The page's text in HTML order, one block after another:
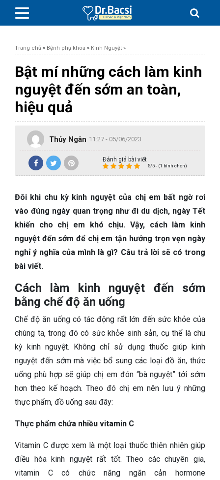
BỆNH DA LIỄU
BỆNH PHỤ KHOA
BỆNH XƯƠNG KHỚP
SỨC KHỎE GIỚI TÍNH
TAI – MŨI – HỌNG
TIÊU HÓA
DA LIỄU THẨM MỸ
Trang chủ » Bệnh phụ khoa » Kinh Nguyệt »
Bật mí những cách làm kinh
nguyệt đến sớm an toàn,
hiệu quả
Thủy Ngân 11:27 - 05/06/2023
Đánh giá bài viết
5/5 - (1 bình chọn)
Đôi khi chu kỳ kinh nguyệt của chị em bất ngờ rơi
vào đúng ngày quan trọng như đi du dịch, ngày Tết
khiến cho chị em khó chịu. Vậy, cách làm kinh
nguyệt đến sớm để chị em tận hưởng trọn vẹn ngày
nghỉ ý nghĩa của mình là gì? Câu trả lời sẽ có trong
bài viết.
Cách làm kinh nguyệt đến sớm
bằng chế độ ăn uống
Chế độ ăn uống có tác động rất lớn đến sức khỏe của
chúng ta, trong đó có sức khỏe sinh sản, cụ thể là chu
kỳ kinh nguyệt. Không chỉ sử dụng thuốc giúp kinh
nguyệt đến sớm mà việc bổ sung các loại đồ ăn, thức
uống phù hợp sẽ giúp chị em đón “bà nguyệt” tới sớm
hơn theo kế hoạch. Theo đó chị em nên lưu ý những
thực phẩm, đồ uống sau đây:
Thực phẩm chứa nhiều vitamin C
Vitamin C được xem là một loại thuốc thiên nhiên giúp
điều hòa kinh nguyệt rất tốt. Theo các chuyên gia,
vitamin C có chức năng ngăn cản hormone